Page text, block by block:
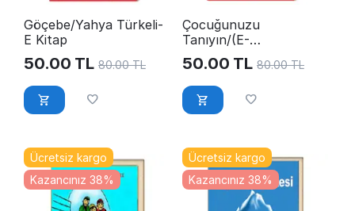
Göçebe/Yahya Türkeli-
E Kitap
50.00 TL 80.00 TL
Çocuğunuzu
Tanıyın/(E-
Kitap)YahyaTürkeli
50.00 TL 80.00 TL
Ücretsiz kargo
Kazancınız 38%
Ücretsiz kargo
Kazancınız 38%